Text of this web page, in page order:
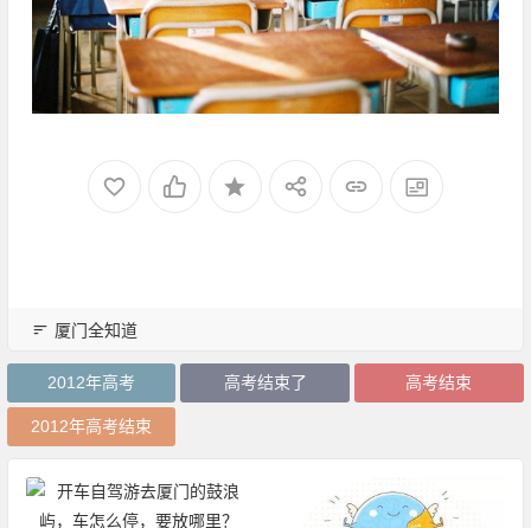
厦门全知道
2012年高考 高考结束了 高考结束
2012年高考结束